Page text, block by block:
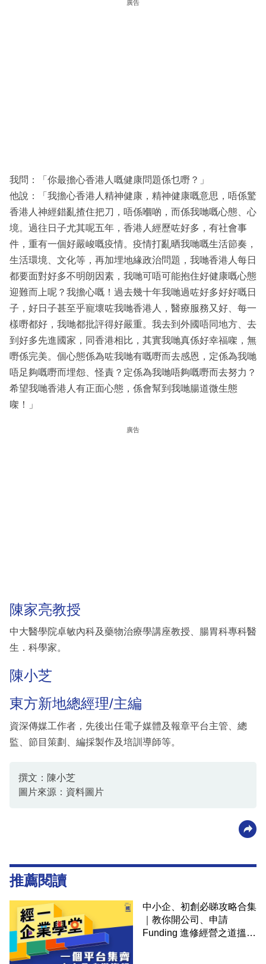
廣告
我問：「你最擔心香港人嘅健康問題係乜嘢？」
他說：「我擔心香港人精神健康，精神健康嘅意思，唔係驚
香港人神經錯亂揸住把刀，唔係嗰啲，而係我哋嘅心態、心
境。過往日子尤其呢五年，香港人經歷咗好多，有社會事
件，重有一個好嚴峻嘅疫情。疫情打亂晒我哋嘅生活節奏，
生活環境、文化等，再加埋地緣政治問題，我哋香港人每日
都要面對好多不明朗因素，我哋可唔可能抱住好健康嘅心態
迎難而上呢？我擔心嘅！過去幾十年我哋過咗好多好好嘅日
子，好日子甚至乎寵壞咗我哋香港人，醫療服務又好、每一
樣嘢都好，我哋都批評得好嚴重。我去到外國唔同地方、去
到好多先進國家，同香港相比，其實我哋真係好幸福㗎，無
嘢係完美。個心態係為咗我哋有嘅嘢而去感恩，定係為我哋
唔足夠嘅嘢而埋怨、怪責？定係為我哋唔夠嘅嘢而去努力？
希望我哋香港人有正面心態，係會幫到我哋腸道微生態
㗎！」
廣告
陳家亮教授
中大醫學院卓敏內科及藥物治療學講座教授、腸胃科專科醫
生．科學家。
陳小芝
東方新地總經理/主編
資深傳媒工作者，先後出任電子媒體及報章平台主管、總
監、節目策劃、編採製作及培訓導師等。
撰文：陳小芝
圖片來源：資料圖片
推薦閱讀
中小企、初創必睇攻略合集
｜教你開公司、申請
Funding 進修經營之道搵大